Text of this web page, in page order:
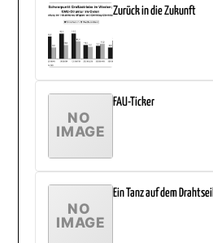
Zurück in die Zukunft
FAU-Ticker
Ein Tanz auf dem Drahtseil